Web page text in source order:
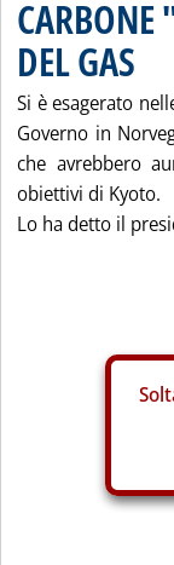
CARBONE
DEL GAS
Si è esagerato
Governo in
che avrebbero
obiettivi di Kyoto.
Lo ha detto il